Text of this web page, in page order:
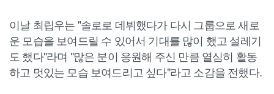
이날 최립우는 "솔로로 데뷔했다가 다시 그룹으로 새로
운 모습을 보여드릴 수 있어서 기대를 많이 했고 설레기
도 했다"라며 "많은 분이 응원해 주신 만큼 열심히 활동
하고 멋있는 모습 보여드리고 싶다"라고 소감을 전했다.